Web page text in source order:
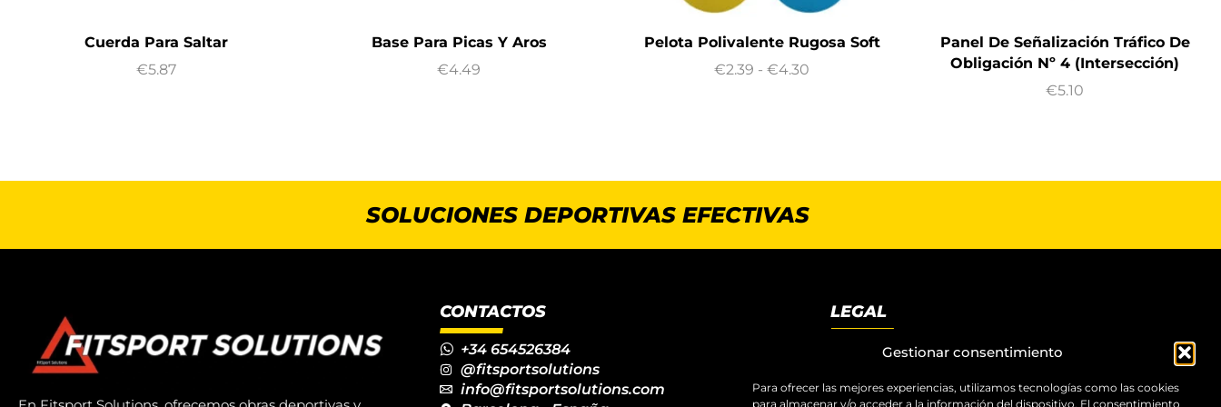
Gestionar consentimiento
Para ofrecer las mejores experiencias, utilizamos tecnologías como las cookies
para almacenar y/o acceder a la información del dispositivo. El consentimiento
Cuerda Para Saltar
€5.87
Base Para Picas Y Aros
€4.49
Pelota Polivalente Rugosa Soft
€2.39 - €4.30
Panel De Señalización Tráfico De
Obligación Nº 4 (Intersección)
€5.10
SOLUCIONES DEPORTIVAS EFECTIVAS
CONTACTOS
+34 654526384
@fitsportsolutions
info@fitsportsolutions.com
LEGAL
Términos y condiciones
Política de privacidad